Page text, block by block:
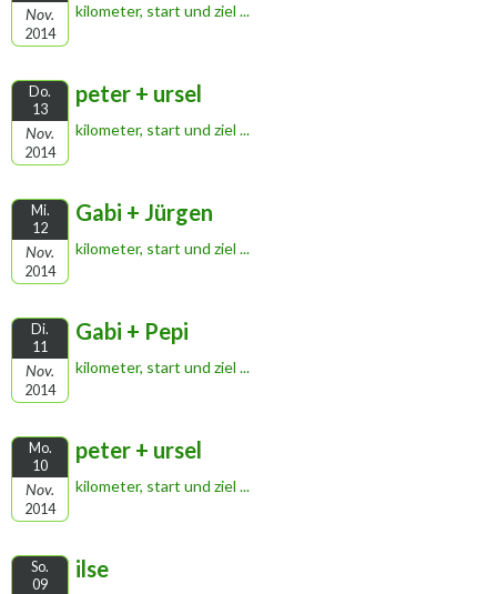
Nov.
2014
kilometer, start und ziel ...
Do.
13
Nov.
2014
peter + ursel
kilometer, start und ziel ...
Mi.
12
Nov.
2014
Gabi + Jürgen
kilometer, start und ziel ...
Di.
11
Nov.
2014
Gabi + Pepi
kilometer, start und ziel ...
Mo.
10
Nov.
2014
peter + ursel
kilometer, start und ziel ...
So.
09
ilse